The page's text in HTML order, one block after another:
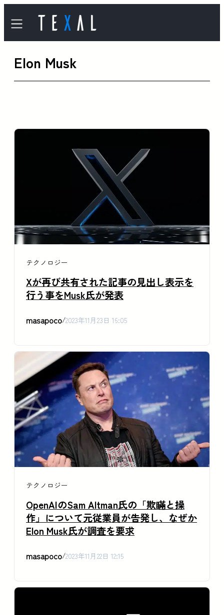
容
を
Elon Musk
テクノロジー
Xが再び共有された記事の見出し表示を
行う事をMusk氏が発表
masapoco/2023年11月23日 16:05
テクノロジー
OpenAIのSam Altman氏の「欺瞞と操
作」について元従業員が告発し、なぜか
Elon Musk氏が調査を要求
masapoco/2023年11月22日 12:15